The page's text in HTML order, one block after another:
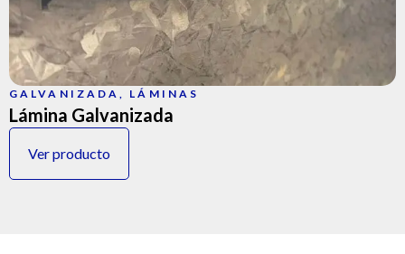
GALVANIZADA, LÁMINAS
Lámina Galvanizada
Ver producto